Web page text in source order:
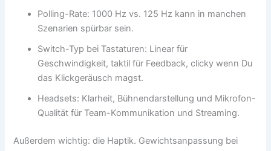
Polling-Rate: 1000 Hz vs. 125 Hz kann in manchen
Szenarien spürbar sein.
Switch-Typ bei Tastaturen: Linear für
Geschwindigkeit, taktil für Feedback, clicky wenn Du
das Klickgeräusch magst.
Headsets: Klarheit, Bühnendarstellung und Mikrofon-
Qualität für Team-Kommunikation und Streaming.
Außerdem wichtig: die Haptik. Gewichtsanpassung bei